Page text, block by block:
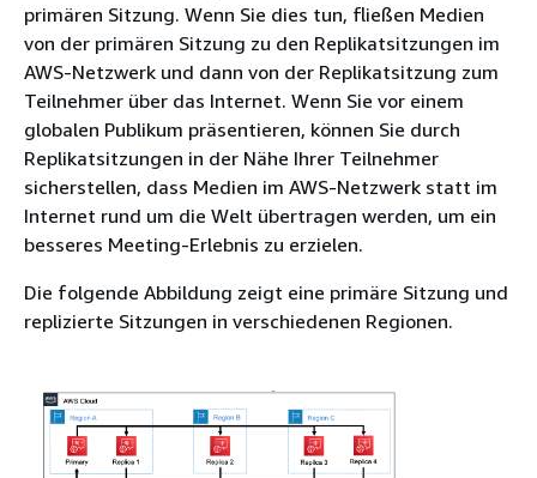
primären Sitzung. Wenn Sie dies tun, fließen Medien
von der primären Sitzung zu den Replikatsitzungen im
AWS-Netzwerk und dann von der Replikatsitzung zum
Teilnehmer über das Internet. Wenn Sie vor einem
globalen Publikum präsentieren, können Sie durch
Replikatsitzungen in der Nähe Ihrer Teilnehmer
sicherstellen, dass Medien im AWS-Netzwerk statt im
Internet rund um die Welt übertragen werden, um ein
besseres Meeting-Erlebnis zu erzielen.
Die folgende Abbildung zeigt eine primäre Sitzung und
replizierte Sitzungen in verschiedenen Regionen.